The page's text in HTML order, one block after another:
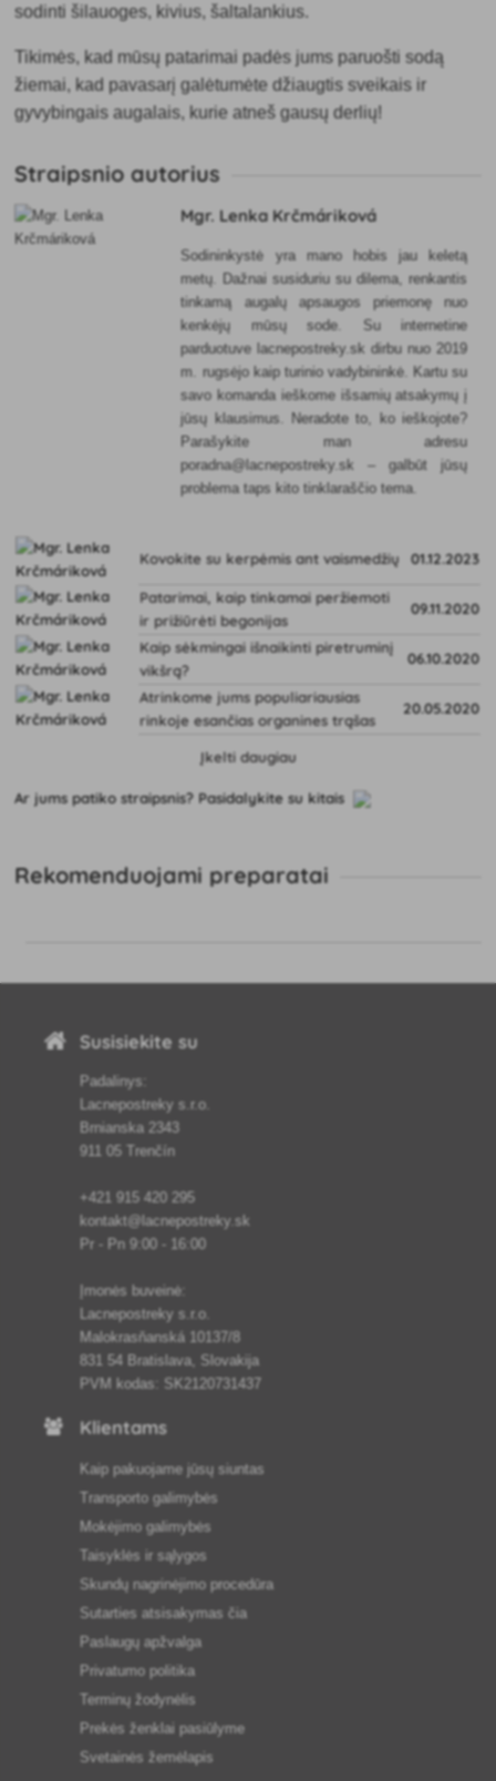
sodinti šilauoges, kivius, šaltalankius.
Tikimės, kad mūsų patarimai padės jums paruošti sodą
žiemai, kad pavasarį galėtumėte džiaugtis sveikais ir
gyvybingais augalais, kurie atneš gausų derlių!
Straipsnio autorius
Mgr. Lenka Krčmáriková
Sodininkystė yra mano hobis jau keletą
metų. Dažnai susiduriu su dilema, renkantis
tinkamą augalų apsaugos priemonę nuo
kenkėjų mūsų sode. Su internetine
parduotuve lacnepostreky.sk dirbu nuo 2019
m. rugsėjo kaip turinio vadybininkė. Kartu su
savo komanda ieškome išsamių atsakymų į
jūsų klausimus. Neradote to, ko ieškojote?
Parašykite man adresu
poradna@lacnepostreky.sk – galbūt jūsų
problema taps kito tinklaraščio tema.
Kovokite su kerpėmis ant vaismedžių 01.12.2023
Patarimai, kaip tinkamai peržiemoti
ir prižiūrėti begonijas
09.11.2020
Kaip sėkmingai išnaikinti piretruminį
vikšrą?
06.10.2020
Atrinkome jums populiariausias
rinkoje esančias organines trąšas
20.05.2020
Įkelti daugiau
Ar jums patiko straipsnis? Pasidalykite su kitais
Rekomenduojami preparatai
Susisiekite su
Padalinys:
Lacnepostreky s.r.o.
Brnianska 2343
911 05 Trenčín
+421 915 420 295
kontakt@lacnepostreky.sk
Pr - Pn 9:00 - 16:00
Įmonės buveinė:
Lacnepostreky s.r.o.
Malokrasňanská 10137/8
831 54 Bratislava, Slovakija
PVM kodas: SK2120731437
Klientams
Kaip pakuojame jūsų siuntas
Transporto galimybės
Mokėjimo galimybės
Taisyklės ir sąlygos
Skundų nagrinėjimo procedūra
Sutarties atsisakymas čia
Paslaugų apžvalga
Privatumo politika
Terminų žodynėlis
Prekės ženklai pasiūlyme
Svetainės žemėlapis